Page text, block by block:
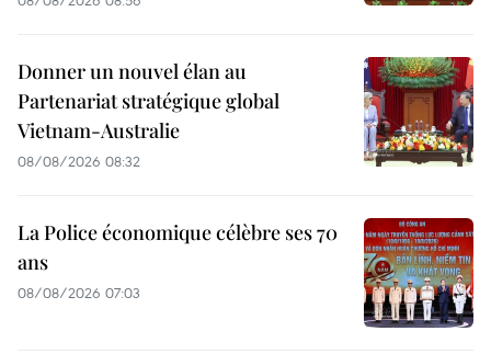
Donner un nouvel élan au
Partenariat stratégique global
Vietnam-Australie
08/08/2026 08:32
La Police économique célèbre ses 70
ans
08/08/2026 07:03